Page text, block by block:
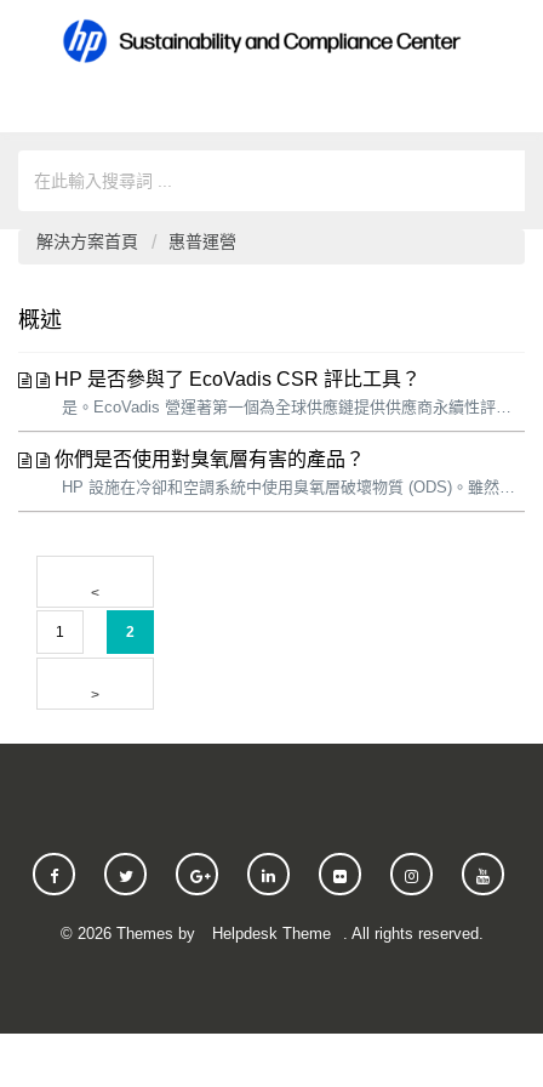
解決方案首頁 惠普運營
概述
HP 是否參與了 EcoVadis CSR 評比工具？
是。EcoVadis 營運著第一個為全球供應鏈提供供應商永續性評級的協同平台。該平台還與企業永續聯盟合作，如 E-TASC 上的 GeSI (全球電子永續倡議)，以及化工行業的 Together for Sustainability，為成員的供應商匯集要求。 EcoVadis 在 2020 年評估了 75,0...
你們是否使用對臭氧層有害的產品？
HP 設施在冷卻和空調系統中使用臭氧層破壞物質 (ODS)。雖然這些系統是密封的，但使用和維護過程中的洩漏可能會導致物質排放。我們會繼續用氫氟烴 (HFC) 取代現有系統中的氯氟烴 (CFC)。氫氟烴是溫室氣體，但不會破壞臭氧層。當含氫氟烴的冷卻系統的使用壽命終止時，我們將用不含氫氟烴的同等產品取而代之。這些不...
1 2
© 2026Themes by Helpdesk Theme . All rights reserved.